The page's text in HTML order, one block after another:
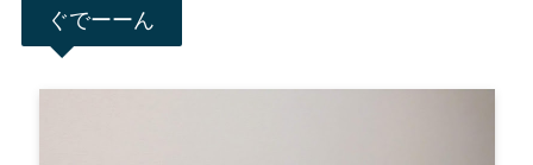
ぐでーーん